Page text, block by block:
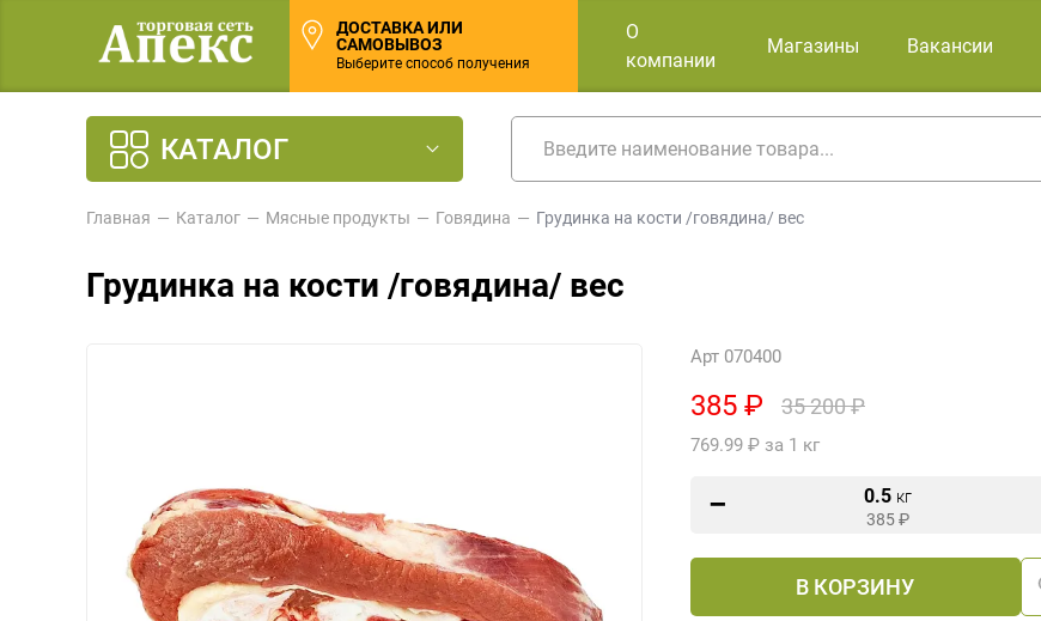
ДОСТАВКА ИЛИ
САМОВЫВОЗ
Выберите способ получения
О
компании
Магазины Вакансии
КАТАЛОГ
Главная Каталог Мясные продукты Говядина Грудинка на кости /говядина/ вес
Грудинка на кости /говядина/ вес
Арт 070400
385 ₽ 35 200 ₽
769.99 ₽ за 1 кг
0.5 кг
385₽
В КОРЗИНУ